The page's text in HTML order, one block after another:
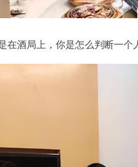
在酒局上，你是怎么判断一个